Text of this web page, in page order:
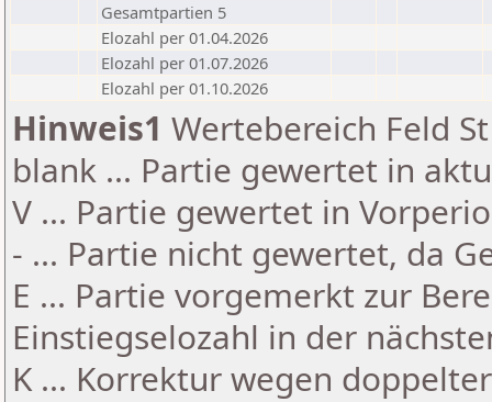
Gesamtpartien 5
Elozahl per 01.04.2026
Elozahl per 01.07.2026
Elozahl per 01.10.2026
Hinweis1 Wertebereich Feld
blank ... Partie gewertet in
V ... Partie gewertet in
- ... Partie nicht gewertet, da
E ... Partie vorgemerkt zur
Einstiegselozahl in der
K ... Korrektur wegen